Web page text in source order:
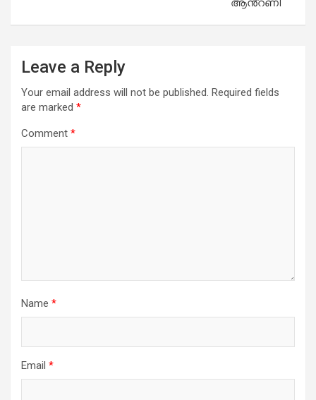
Leave a Reply
Your email address will not be published. Required fields
are marked *
Comment *
Name *
Email *